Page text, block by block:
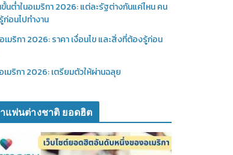
ขั้นต่ำในอเมริกา 2026: แต่ละรัฐต่างกันแค่ไหน คน
ก่อนไปทำงาน
อเมริกา 2026: ราคา เงื่อนไข และสิ่งที่ต้องรู้ก่อน
เมริกา 2026: เตรียมตัวให้ผ่านฉลุย
แฟนต่างชาติ ยอดฮิต